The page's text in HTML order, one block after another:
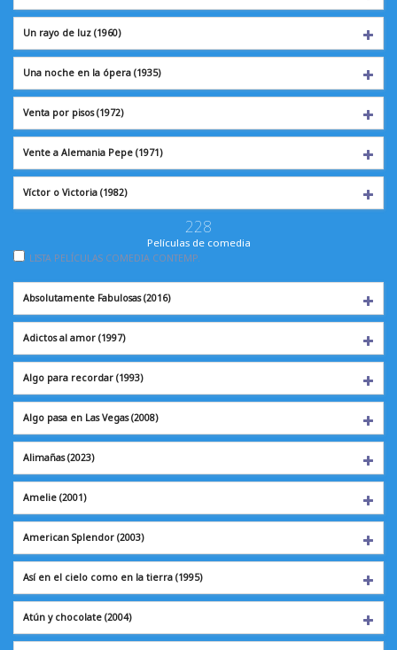
Un rayo de luz (1960)
Una noche en la ópera (1935)
Venta por pisos(1972)
Vente a Alemania Pepe (1971)
Víctor o Victoria (1982)
228
Películas de comedia
LISTA PELÍCULAS COMEDIA CONTEMP.
Absolutamente Fabulosas (2016)
Adictos al amor (1997)
Algo para recordar (1993)
Algo pasa en Las Vegas (2008)
Alimañas(2023)
Amelie (2001)
American Splendor (2003)
Así en el cielo como en la tierra (1995)
Atún y chocolate (2004)